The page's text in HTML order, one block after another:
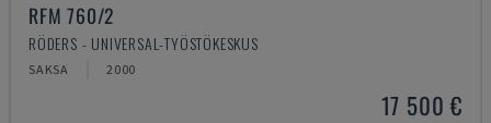
RFM 760/2
RÖDERS - UNIVERSAL-TYÖSTÖKESKUS
SAKSA 2000
17 500 €